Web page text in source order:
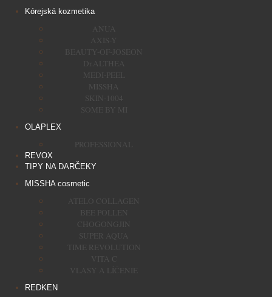
Kórejská kozmetika
ANUA
AXIS-Y
BEAUTY-OF-JOSEON
Dr.ALTHEA
MEDI-PEEL
MISSHA
SKIN-1004
SOME BY MI
OLAPLEX
PROFESSIONAL
REVOX
TIPY NA DARČEKY
MISSHA cosmetic
ATELO COLLAGEN
BEE POLLEN
CHOGONGJIN
SUPER AQUA
TIME REVOLUTION
VITA C
VLASY A LÍČENIE
REDKEN